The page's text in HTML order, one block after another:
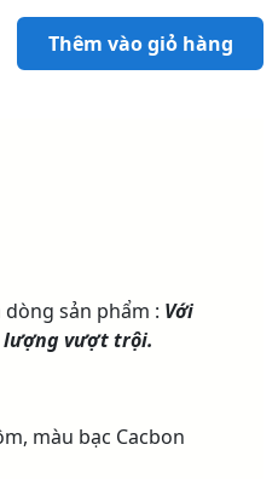
Thêm vào giỏ hàng
dòng sản phẩm : Với
lượng vượt trội.
màu bạc Cacbon